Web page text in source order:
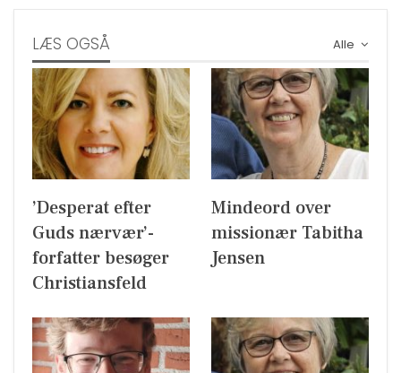
Alle
LÆS OGSÅ
’Desperat efter
Guds nærvær’-
forfatter besøger
Christiansfeld
Mindeord over
missionær Tabitha
Jensen